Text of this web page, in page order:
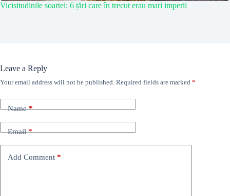
Vicisitudinile soartei: 6 țări care în trecut erau mari imperii
Leave a Reply
Your email address will not be published. Required fields are marked *
Name*
Email*
Add Comment *